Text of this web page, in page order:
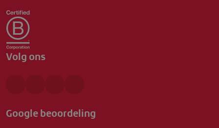
Volg ons
Google beoordeling